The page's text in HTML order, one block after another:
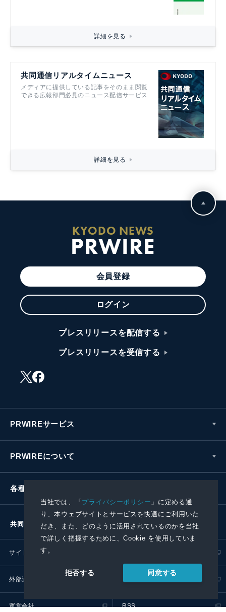
当社では、「プライバシーポリシー 」に定める通
り、本ウェブサイトとサービスを快適にご利用いた
だき、また、どのように活用されているのかを当社
で詳しく把握するために、Cookie を使用していま
す。
拒否する 同意する
詳細を見る
共同通信リアルタイムニュース
メディアに提供している記事をそのまま閲覧
できる広報部門必見のニュース配信サービス
詳細を見る
KYODO NEWS
PRWIRE
会員登録
ログイン
プレスリリースを配信する
プレスリリースを受信する
PRWIREサービス
PRWIREについて
各種お問い合わせ
共同通信社グループ
サイトポリシー
外部送信ポリシー プレスリリース取扱基準
運営会社 RSS